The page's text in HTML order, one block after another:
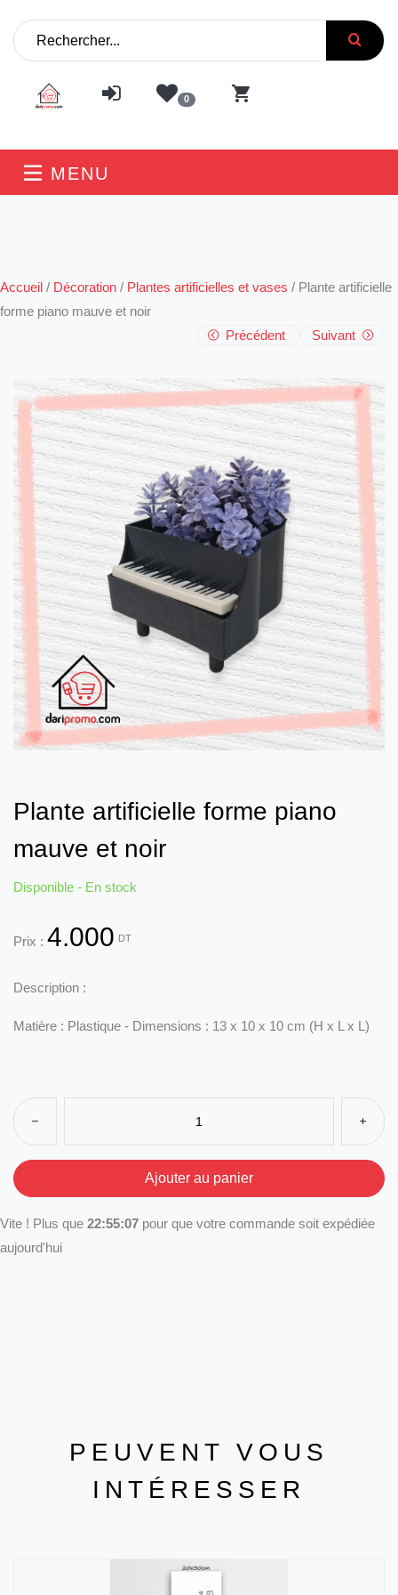
0
MENU
Accueil / Décoration / Plantes artificielles et vases / Plante artificielle
forme piano mauve et noir
Précédent
Suivant
Plante artificielle forme piano
mauve et noir
Disponible - En stock
Prix : 4.000 DT
Description :
Matière : Plastique - Dimensions : 13 x 10 x 10 cm (H x L x L)
Vite ! Plus que 22:55:07 pour que votre commande soit expédiée
aujourd'hui
PEUVENT VOUS
INTÉRESSER